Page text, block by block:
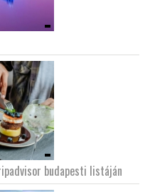
budapesti listáján